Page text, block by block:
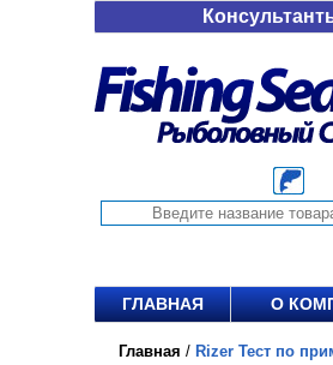
ГЛАВНАЯ О
Главная / Rizer Тест по